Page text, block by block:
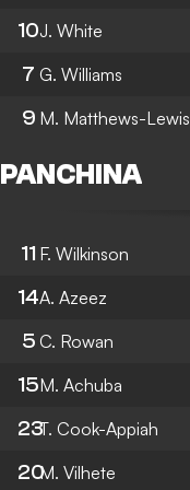
10J. White
7 G. Williams
9 M. Matthews-Lewis
PANCHINA
11 F. Wilkinson
14A. Azeez
5 C. Rowan
15M. Achuba
23T. Cook-Appiah
20M. Vilhete